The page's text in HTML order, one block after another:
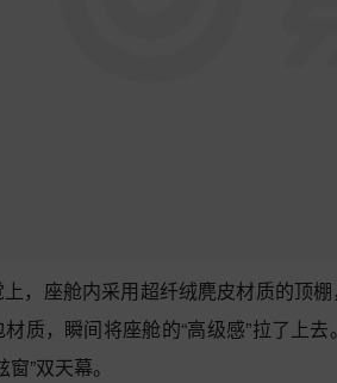
上，座舱内采用‌超纤绒麂皮材质的顶
材质，瞬间将座舱的“高级感”拉了上
窗”双天幕‌。